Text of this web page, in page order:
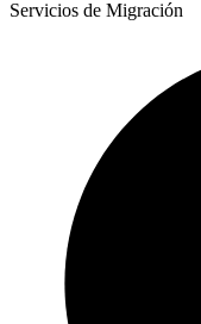
Servicios de Migración